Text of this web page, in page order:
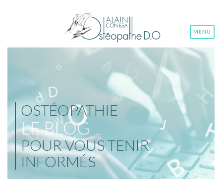
MENU
OSTÉOPATHIE
LE BLOG
POUR VOUS TENIR
INFORMÉS